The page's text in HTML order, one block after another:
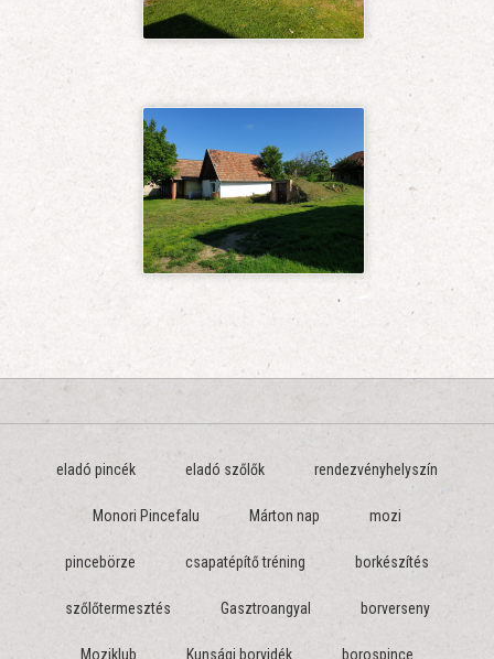
eladó pincék eladó szőlők rendezvényhelyszín
Monori Pincefalu Márton nap mozi
pincebörze csapatépítő tréning borkészítés
szőlőtermesztés Gasztroangyal borverseny
Moziklub Kunsági borvidék borospince